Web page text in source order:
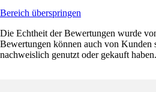
Bereich überspringen
Die Echtheit der Bewertungen wurde
Bewertungen können auch von Kunden
nachweislich genutzt oder gekauft haben.